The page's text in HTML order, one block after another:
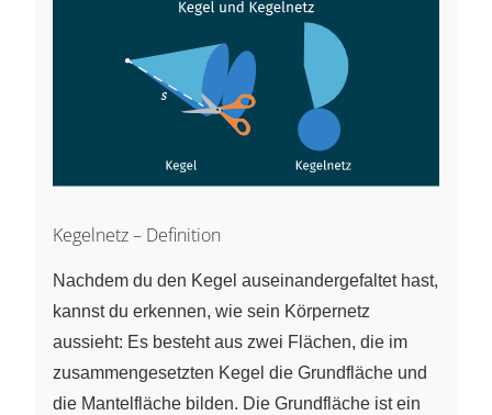
Kegelnetz – Definition
Nachdem du den Kegel auseinandergefaltet hast,
kannst du erkennen, wie sein Körpernetz
aussieht: Es besteht aus zwei Flächen, die im
zusammengesetzten Kegel die Grundfläche und
die Mantelfläche bilden. Die Grundfläche ist ein